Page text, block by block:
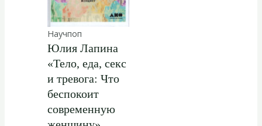
Научпоп
Юлия Лапина
«Тело, еда, секс
и тревога: Что
беспокоит
современную